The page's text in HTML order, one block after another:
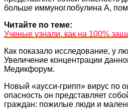
больше иммуноглобулина А,
Читайте по теме:
Ученые узнали, как на 100%
Как показало исследование, у
Увеличение концентрации
Медикфорум.
Новый «аусси-грипп» вирус по
опасность он представляет
граждан: пожилые люди и